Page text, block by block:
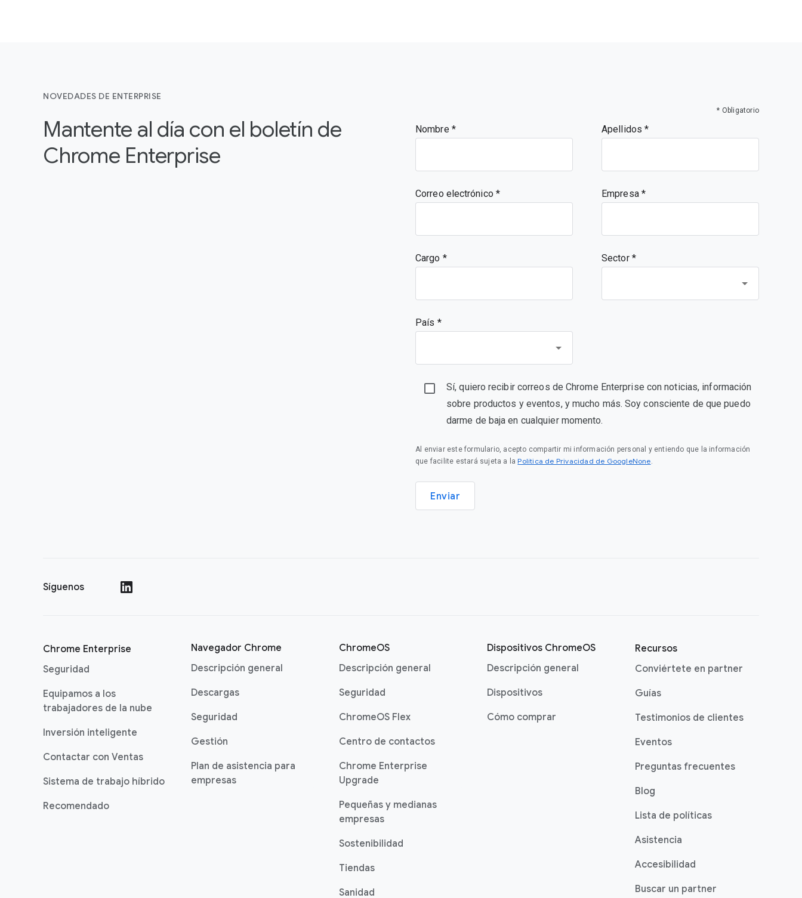
NOVEDADES DE ENTERPRISE
Mantente al día con el boletín de
Chrome Enterprise
* Obligatorio
Nombre Apellidos
Correo electrónico Empresa
Cargo Sector *
País *
Sí, quiero recibir correos de Chrome Enterprise con noticias, información
sobre productos y eventos, y mucho más. Soy consciente de que puedo
darme de baja en cualquier momento.
Al enviar este formulario, acepto compartir mi información personal y entiendo que la información
que facilite estará sujeta a la Política de Privacidad de GoogleNone.
Enviar
Síguenos
Chrome Enterprise
Seguridad
Equipamos a los
trabajadores de la nube
Inversión inteligente
Contactar con Ventas
Sistema de trabajo híbrido
Recomendado
Navegador Chrome
Descripción general
Descargas
Seguridad
Gestión
Plan de asistencia para
empresas
ChromeOS
Descripción general
Seguridad
ChromeOS Flex
Centro de contactos
Chrome Enterprise
Upgrade
Pequeñas y medianas
empresas
Sostenibilidad
Tiendas
Sanidad
Dispositivos ChromeOS
Descripción general
Dispositivos
Cómo comprar
Recursos
Conviértete en partner
Guías
Testimonios de clientes
Eventos
Preguntas frecuentes
Blog
Lista de políticas
Asistencia
Accesibilidad
Buscar un partner